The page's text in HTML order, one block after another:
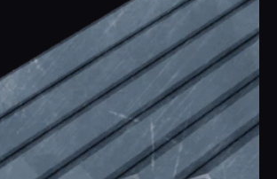
КАТАЛОГ
УСЛУГИ
КОНТАКТЫ
СПЕЦПРЕДЛОЖЕНИЕ